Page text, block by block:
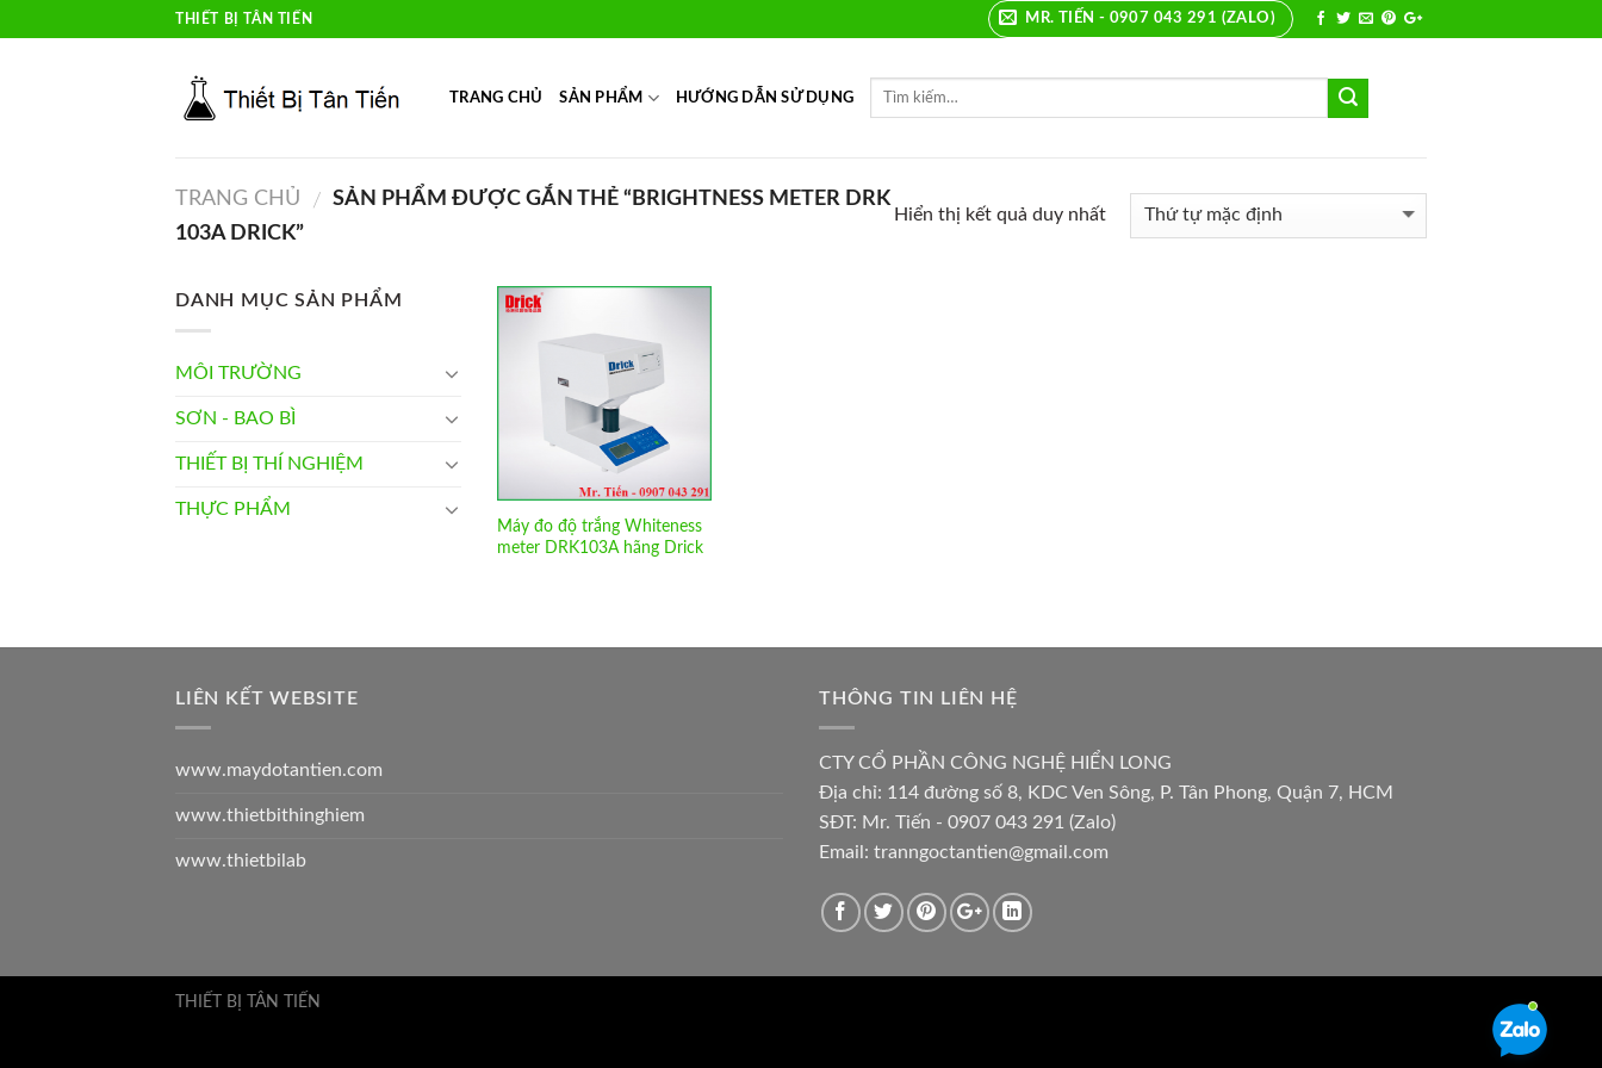
to
THIẾT BỊ TÂN TIẾN MR. TIẾN - 0907 043 291 (ZALO)
TRANG CHỦ SẢN PHẨM HƯỚNG DẪN SỬ DỤNG
TRANG CHỦ / SẢN PHẨM ĐƯỢC GẮN THẺ “BRIGHTNESS METER DRK
103A DRICK”
Hiển thị kết quả duy nhất
DANH MỤC SẢN PHẨM
MÔI TRƯỜNG
SƠN - BAO BÌ
THIẾT BỊ THÍ NGHIỆM
THỰC PHẨM
Add to
Wishlist
Máy đo độ trắng Whiteness
meter DRK103A hãng Drick
LIÊN KẾT WEBSITE
www.maydotantien.com
www.thietbithinghiem
www.thietbilab
THÔNG TIN LIÊN HỆ
CTY CỔ PHẦN CÔNG NGHỆ HIỂN LONG
Địa chỉ: 114 đường số 8, KDC Ven Sông, P. Tân Phong, Quận 7, HCM
SĐT: Mr. Tiến - 0907 043 291 (Zalo)
Email: tranngoctantien@gmail.com
THIẾT BỊ TÂN TIẾN